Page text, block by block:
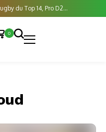
du Top 14, Pro D2...
0